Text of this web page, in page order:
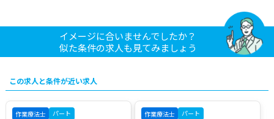
イメージに合いませんでしたか？
似た条件の求人も見てみましょう
この求人と条件が近い求人
作業療法士 パート 作業療法士 パート